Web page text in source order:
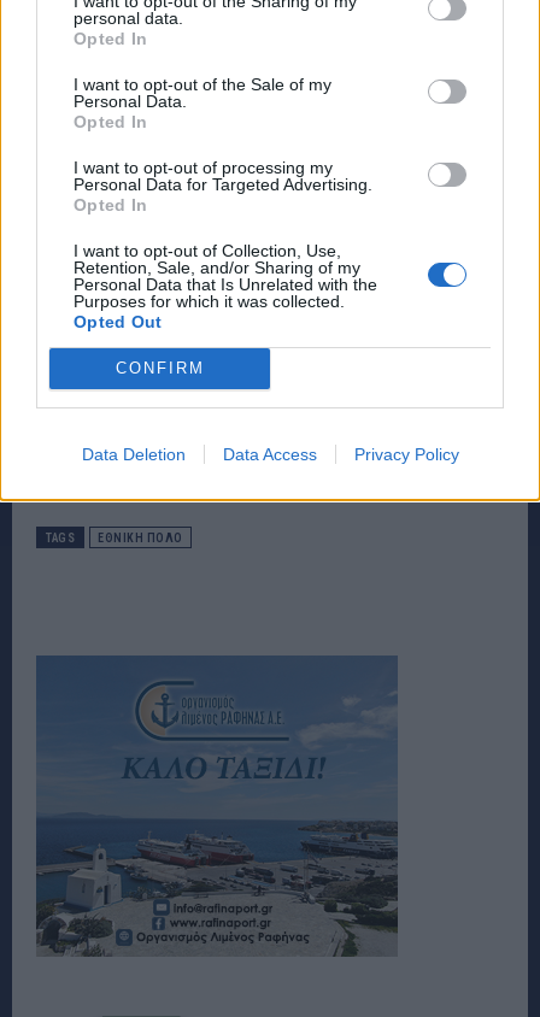
personal data.
Opted In
I want to opt-out of the Sale of my
Personal Data.
Opted In
I want to opt-out of processing my
Personal Data for Targeted Advertising.
Opted In
I want to opt-out of Collection, Use,
Retention, Sale, and/or Sharing of my
Personal Data that Is Unrelated with the
Purposes for which it was collected.
Opted Out
CONFIRM
Data Deletion Data Access Privacy Policy
TAGS ΕΘΝΙΚΗ ΠΟΛΟ